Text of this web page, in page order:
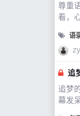
尊重
看，
语
追
追梦
幕发